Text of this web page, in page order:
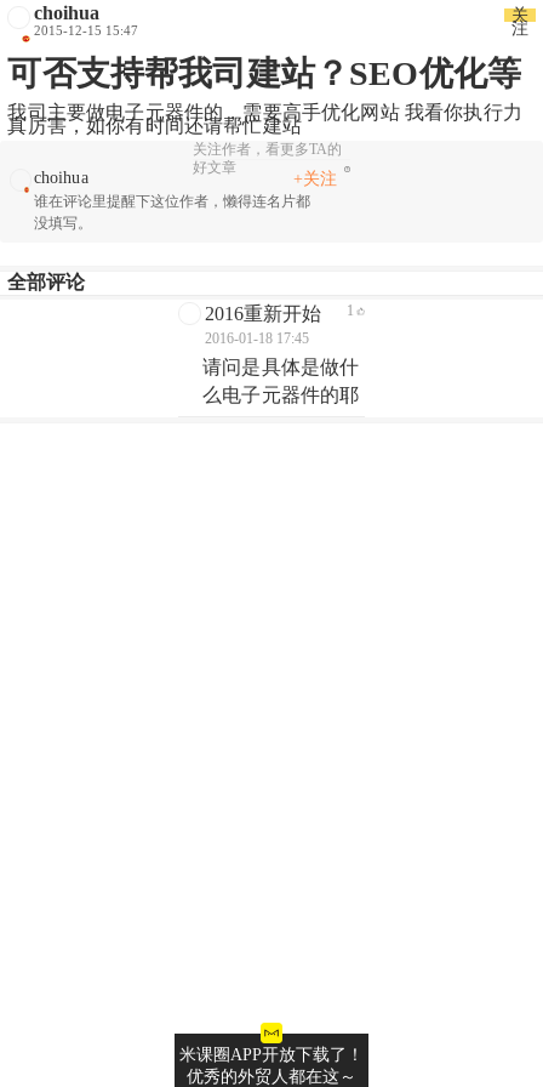
米课圈APP开放下载了！
优秀的外贸人都在这～
choihua
2015-12-15 15:47
关
注
可否支持帮我司建站？SEO优化等
我司主要做电子元器件的，需要高手优化网站 我看你执行力
真厉害，如你有时间还请帮忙建站
关注作者，看更多TA的
好文章
choihua
谁在评论里提醒下这位作者，懒得连名片都
没填写。
+关注
全部评论
2016重新开始
2016-01-18 17:45
1
请问是具体是做什
么电子元器件的耶